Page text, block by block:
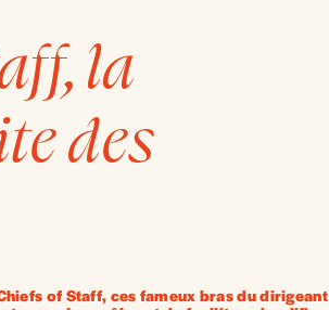
la
des
of Staff, ces fameux bras du dirigeant